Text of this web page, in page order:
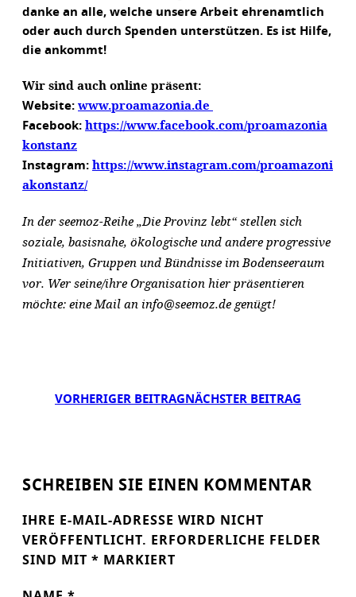
danke an alle, welche unsere Arbeit ehrenamtlich
oder auch durch Spenden unterstützen. Es ist Hilfe,
die ankommt!
Wir sind auch online präsent:
Website: www.proamazonia.de
Facebook: https://www.facebook.com/proamazonia
konstanz
Instagram: https://www.instagram.com/proamazoni
akonstanz/
In der seemoz-Reihe „Die Provinz lebt“ stellen sich
soziale, basisnahe, ökologische und andere progressive
Initiativen, Gruppen und Bündnisse im Bodenseeraum
vor. Wer seine/ihre Organisation hier präsentieren
möchte: eine Mail an info@seemoz.de genügt!
VORHERIGER BEITRAG NÄCHSTER BEITRAG
SCHREIBEN SIE EINEN KOMMENTAR
IHRE E-MAIL-ADRESSE WIRD NICHT
VERÖFFENTLICHT.
ERFORDERLICHE FELDER
SIND MIT * MARKIERT